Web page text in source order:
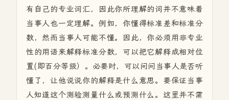
有自己的专业词汇，因此你所理解的词并不意味着
当事人也一定理解。例如，你懂得标准差和标准分
数，然而当事人可能不懂。因此，你必须用非专业
性的用语来解释标准分数，可以把它解释成相对位
置(即百分等级）。必要时，可以问问当事人是否听
懂了，让他说说你的解释是什么意思。要保证当事
人知道这个测验测量什么或预测什么。这里并不需